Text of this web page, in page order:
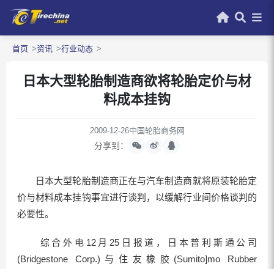
首页 资讯 行业动态
日本大型轮胎制造商欲将轮胎定价与材
料成本挂钩
2009-12-26中国轮胎商务网
分享到：
日本大型轮胎制造商正在与汽车制造商就将原装轮胎定
价与材料成本挂钩事宜进行谈判，以缓解行业间价格谈判的
必要性。
综合外电12月25日报道，日本普利斯通公司
(Bridgestone Corp.)与住友橡胶(Sumito]mo Rubber